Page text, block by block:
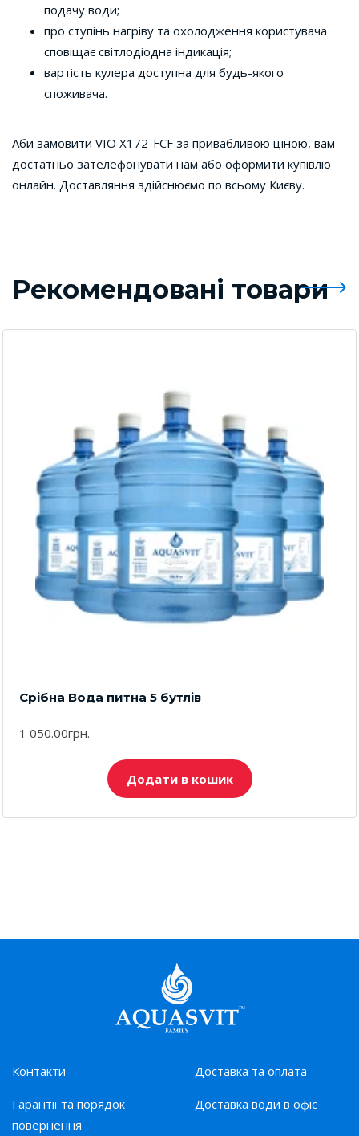
подачу води;
про ступінь нагріву та охолодження користувача
сповіщає світлодіодна індикація;
вартість кулера доступна для будь-якого
споживача.
Аби замовити VIO X172-FCF за привабливою ціною, вам
достатньо зателефонувати нам або оформити купівлю
онлайн. Доставляння здійснюємо по всьому Києву.
Рекомендовані товари
Срібна Вода питна 5 бутлів
1 050.00грн.
Додати в кошик
Контакти Доставка та оплата
Гарантії та порядок
повернення
Доставка води в офіс